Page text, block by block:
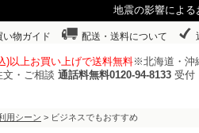
地震の影響によ
い物ガイド 配送・送料について
)以上お買い上げで送料無料※北海道・沖
文・ご相談 通話料無料0120-94-8133 受付
用シーン > ビジネスでもおすすめ